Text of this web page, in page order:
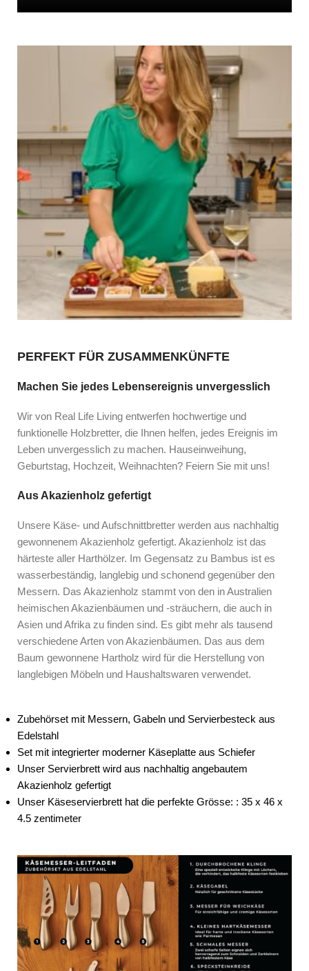
PERFEKT FÜR ZUSAMMENKÜNFTE
Machen Sie jedes Lebensereignis unvergesslich
Wir von Real Life Living entwerfen hochwertige und
funktionelle Holzbretter, die Ihnen helfen, jedes Ereignis im
Leben unvergesslich zu machen. Hauseinweihung,
Geburtstag, Hochzeit, Weihnachten? Feiern Sie mit uns!
Aus Akazienholz gefertigt
Unsere Käse- und Aufschnittbretter werden aus nachhaltig
gewonnenem Akazienholz gefertigt. Akazienholz ist das
härteste aller Harthölzer. Im Gegensatz zu Bambus ist es
wasserbeständig, langlebig und schonend gegenüber den
Messern. Das Akazienholz stammt von den in Australien
heimischen Akazienbäumen und -sträuchern, die auch in
Asien und Afrika zu finden sind. Es gibt mehr als tausend
verschiedene Arten von Akazienbäumen. Das aus dem
Baum gewonnene Hartholz wird für die Herstellung von
langlebigen Möbeln und Haushaltswaren verwendet.
Zubehörset mit Messern, Gabeln und Servierbesteck aus
Edelstahl
Set mit integrierter moderner Käseplatte aus Schiefer
Unser Servierbrett wird aus nachhaltig angebautem
Akazienholz gefertigt
Unser Käseservierbrett hat die perfekte Grösse: : 35 x 46 x
4.5 zentimeter